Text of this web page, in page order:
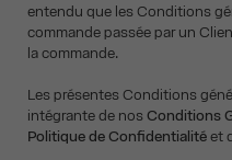
entendu que les Conditions
commande passée par un
la commande.
Les présentes Conditions
intégrante de nos Conditions
Politique de Confidentialitéet